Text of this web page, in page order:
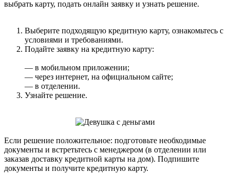
выбрать карту, подать онлайн заявку и узнать решение.
Выберите подходящую кредитную карту, ознакомьтесь с
условиями и требованиями.
Подайте заявку на кредитную карту:
— в мобильном приложении;
— через интернет, на официальном сайте;
— в отделении.
Узнайте решение.
Если решение положительное: подготовьте необходимые
документы и встретьтесь с менеджером (в отделении или
заказав доставку кредитной карты на дом). Подпишите
документы и получите кредитную карту.